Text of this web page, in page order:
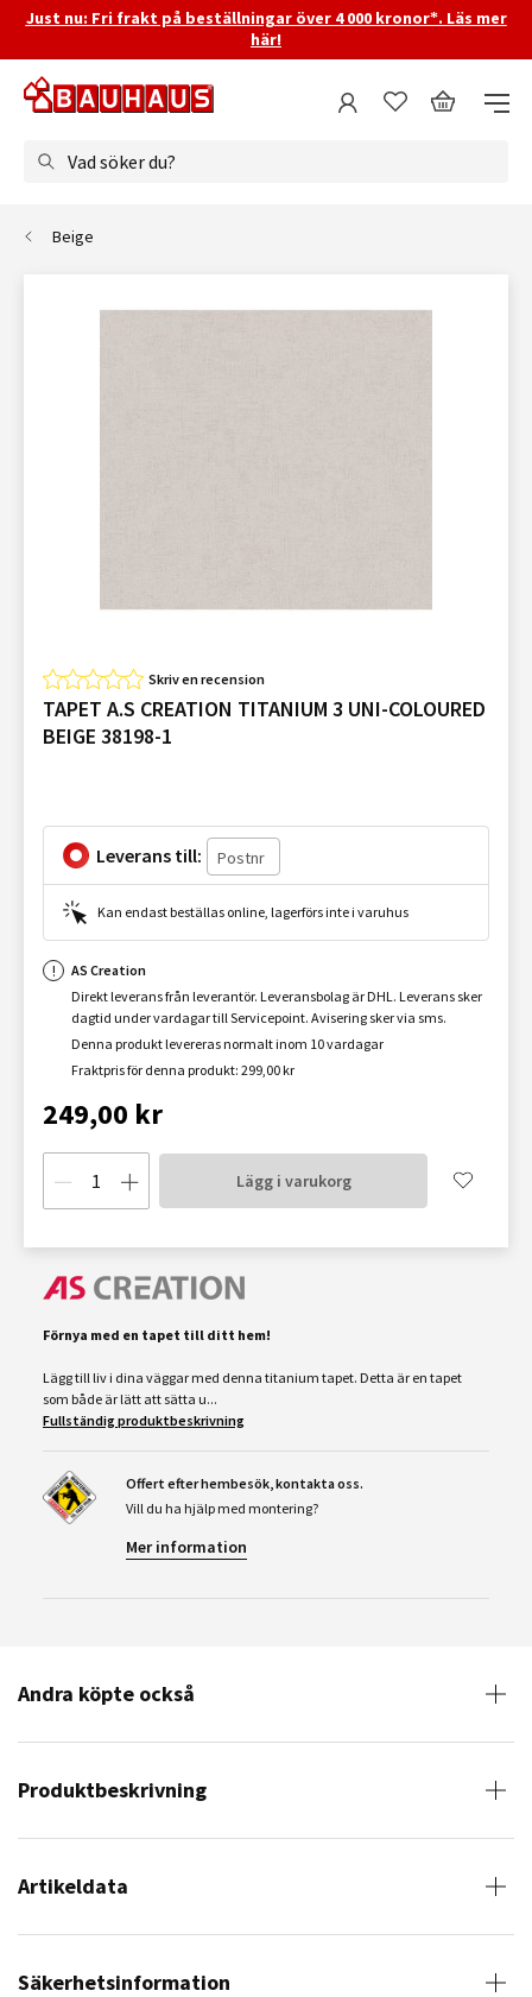
Just nu: Fri frakt på beställningar över 4 000 kronor*. Läs mer
här!
Vad söker du?
Beige
Skriv en recension
TAPET A.S CREATION TITANIUM 3 UNI-COLOURED
BEIGE 38198-1
Leverans till:
Kan endast beställas online, lagerförs inte i varuhus
AS Creation
Direkt leverans från leverantör. Leveransbolag är DHL. Leverans sker
dagtid under vardagar till Servicepoint. Avisering sker via sms.
Denna produkt levereras normalt inom 10 vardagar
Fraktpris för denna produkt: 299,00 kr
249,00 kr
Lägg i varukorg
Förnya med en tapet till ditt hem!
Lägg till liv i dina väggar med denna titanium tapet. Detta är en tapet
som både är lätt att sätta u...
Fullständig produktbeskrivning
Offert efter hembesök, kontakta oss.
Vill du ha hjälp med montering?
Mer information
Andra köpte också
Produktbeskrivning
Artikeldata
Säkerhetsinformation